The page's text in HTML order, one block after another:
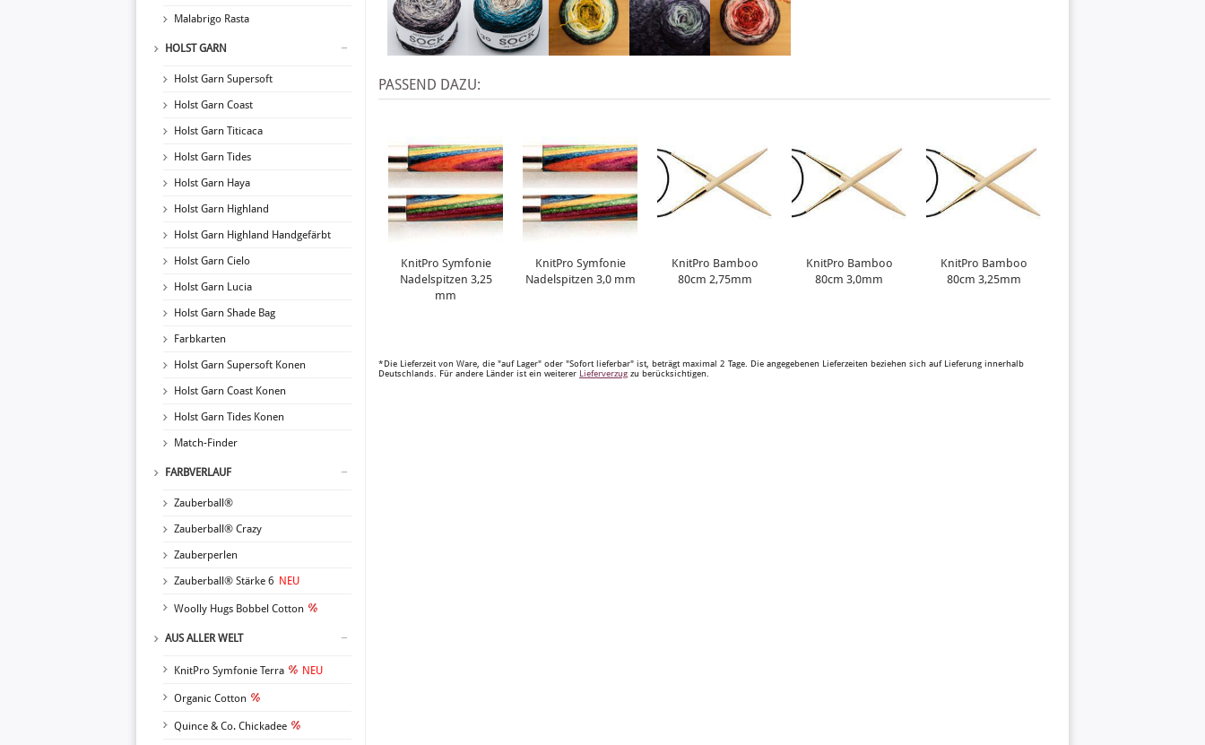
Malabrigo Rasta
HOLST GARN
Holst Garn Supersoft
Holst Garn Coast
Holst Garn Titicaca
Holst Garn Tides
Holst Garn Haya
Holst Garn Highland
Holst Garn Highland Handgefärbt
Holst Garn Cielo
Holst Garn Lucia
Holst Garn Shade Bag
Farbkarten
Holst Garn Supersoft Konen
Holst Garn Coast Konen
Holst Garn Tides Konen
Match-Finder
FARBVERLAUF
Zauberball®
Zauberball® Crazy
Zauberperlen
Zauberball® Stärke 6 NEU
Woolly Hugs Bobbel Cotton
AUS ALLER WELT
KnitPro Symfonie Terra NEU
Organic Cotton
Quince & Co. Chickadee
PASSEND DAZU:
KnitPro Symfonie
Nadelspitzen 3,25
mm
KnitPro Symfonie
Nadelspitzen 3,0 mm
KnitPro Bamboo
80cm 2,75mm
KnitPro Bamboo
80cm 3,0mm
KnitPro Bamboo
80cm 3,25mm
*Die Lieferzeit von Ware, die "auf Lager" oder "Sofort lieferbar" ist, beträgt maximal 2 Tage. Die angegebenen Lieferzeiten beziehen sich auf Lieferung innerhalb
Deutschlands. Für andere Länder ist ein weiterer Lieferverzug zu berücksichtigen.